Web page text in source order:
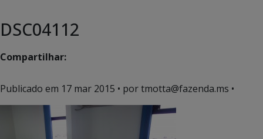
DSC04112
Compartilhar:
Publicado em 17 mar 2015 • por tmotta@fazenda.ms •